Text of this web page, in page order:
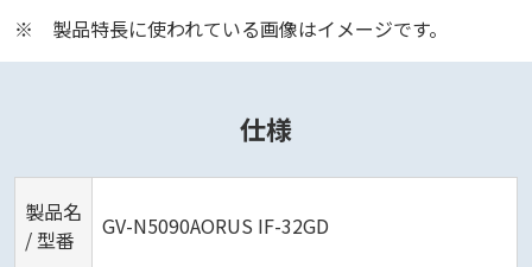
※ 製品特長に使われている画像はイメージです。
仕様
製品名
/ 型番
GV-N5090AORUS IF-32GD